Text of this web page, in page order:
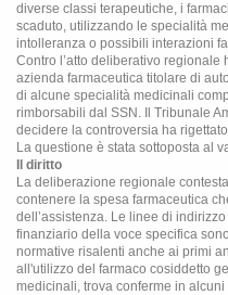
diverse classi terapeutiche, i
scaduto, utilizzando le specialità
intolleranza o possibili interazioni
Contro l’atto deliberativo regionale
azienda farmaceutica titolare di
di alcune specialità medicinali
rimborsabili dal SSN. Il Tribunale
decidere la controversia ha
La questione è stata sottoposta al
Il diritto
La deliberazione regionale
contenere la spesa farmaceutica
dell’assistenza. Le linee di
finanziario della voce specifica
normative risalenti anche ai primi
all'utilizzo del farmaco cosiddetto
medicinali, trova conferme in